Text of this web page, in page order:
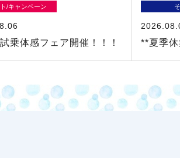
/キャンペーン
乗体感フェア開催！！！ **夏季